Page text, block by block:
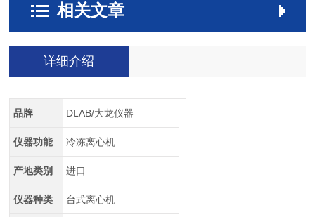
相关文章
详细介绍
品牌 DLAB/大龙仪器
仪器功能 冷冻离心机
产地类别 进口
仪器种类 台式离心机